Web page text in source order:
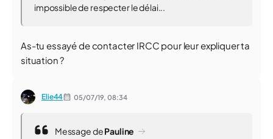
impossible de respecter le délai...
As-tu essayé de contacter IRCC pour leur expliquer ta
situation ?
Elie44 05/07/19,08:34
Message dePauline